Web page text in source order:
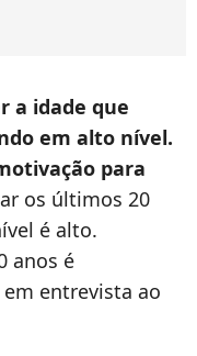
a idade que
em alto nível.
para
os últimos 20
é alto.
anos é
entrevista ao